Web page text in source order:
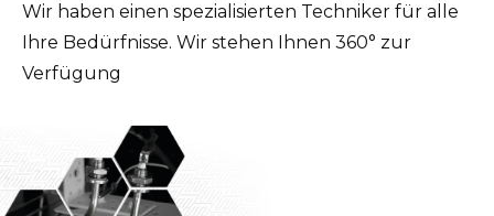
Wir haben einen spezialisierten Techniker für alle
Ihre Bedürfnisse. Wir stehen Ihnen 360° zur
Verfügung